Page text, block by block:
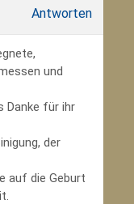
Antworten
und
Danke für ihr
der
auf die Geburt